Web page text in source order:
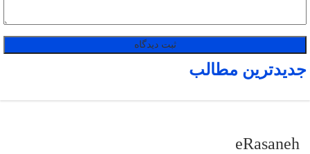
جدیدترین مطالب
eRasaneh